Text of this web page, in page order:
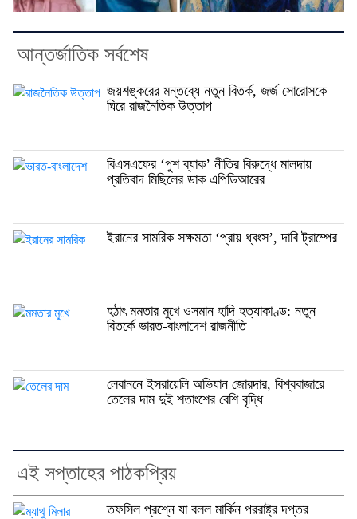
আন্তর্জাতিক সর্বশেষ
জয়শঙ্করের মন্তব্যে নতুন বিতর্ক, জর্জ সোরোসকে
ঘিরে রাজনৈতিক উত্তাপ
বিএসএফের ‘পুশ ব্যাক’ নীতির বিরুদ্ধে মালদায়
প্রতিবাদ মিছিলের ডাক এপিডিআরের
ইরানের সামরিক সক্ষমতা ‘প্রায় ধ্বংস’, দাবি ট্রাম্পের
হঠাৎ মমতার মুখে ওসমান হাদি হত্যাকাণ্ড: নতুন
বিতর্কে ভারত-বাংলাদেশ রাজনীতি
লেবাননে ইসরায়েলি অভিযান জোরদার, বিশ্ববাজারে
তেলের দাম দুই শতাংশের বেশি বৃদ্ধি
এই সপ্তাহের পাঠকপ্রিয়
তফসিল প্রশ্নে যা বলল মার্কিন পররাষ্ট্র দপ্তর